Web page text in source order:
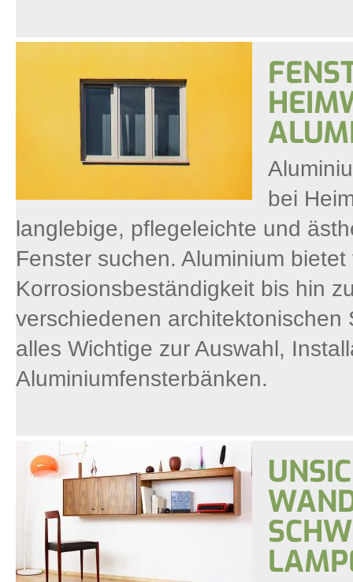
bei
langlebige, pflegeleichte und
Fenster suchen. Aluminium
Korrosionsbeständigkeit bis hin
verschiedenen
alles Wichtige zur Auswahl,
Aluminiumfensterbänken.